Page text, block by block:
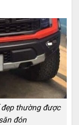
đẹp thường được
đón